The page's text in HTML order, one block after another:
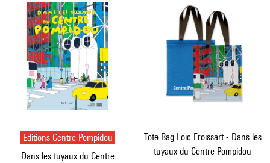
Editions Centre Pompidou
Dans les tuyaux du Centre
Tote Bag Loïc Froissart - Dans les
tuyaux du Centre Pompidou